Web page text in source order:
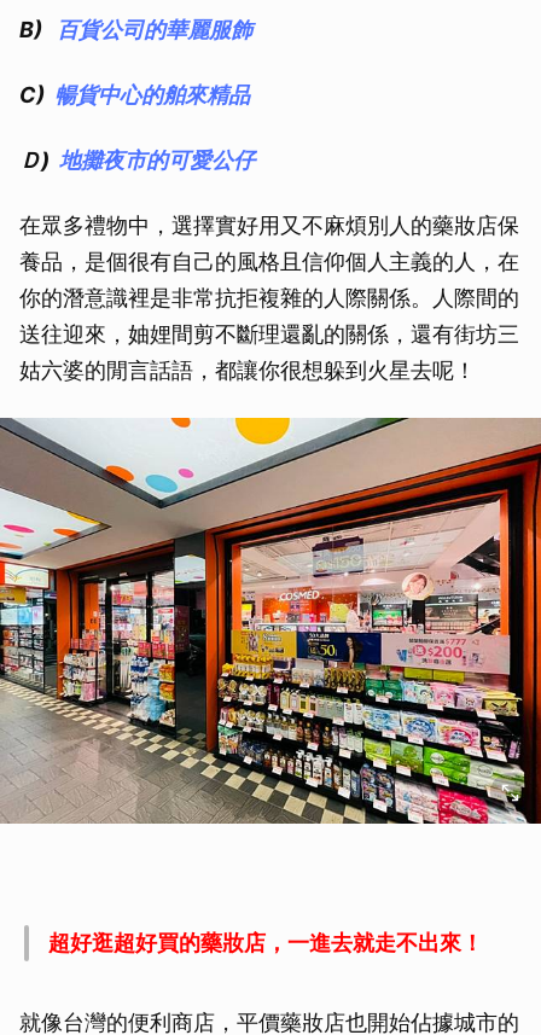
B) 百貨公司的華麗服飾
C) 暢貨中心的舶來精品
Ｄ) 地攤夜市的可愛公仔
在眾多禮物中，選擇實好用又不麻煩別人的藥妝店保
養品，是個很有自己的風格且信仰個人主義的人，在
你的潛意識裡是非常抗拒複雜的人際關係。人際間的
送往迎來，妯娌間剪不斷理還亂的關係，還有街坊三
姑六婆的閒言話語，都讓你很想躲到火星去呢！
超好逛超好買的藥妝店，一進去就走不出來！
就像台灣的便利商店，平價藥妝店也開始佔據城市的